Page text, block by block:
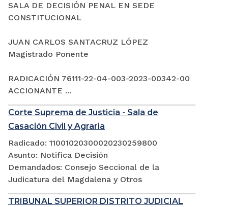
SALA DE DECISIÓN PENAL EN SEDE
CONSTITUCIONAL
JUAN CARLOS SANTACRUZ LÓPEZ
Magistrado Ponente
RADICACIÓN 76111-22-04-003-2023-00342-00
ACCIONANTE ...
Corte Suprema de Justicia - Sala de
Casación Civil y Agraria
Radicado: 11001020300020230259800
Asunto: Notifica Decisión
Demandados: Consejo Seccional de la
Judicatura del Magdalena y Otros
TRIBUNAL SUPERIOR DISTRITO JUDICIAL